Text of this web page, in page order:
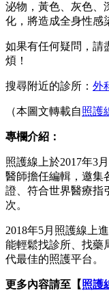
泌物，黃色、灰色、
化，將造成全身性感
如果有任何疑問，請
煩！
搜尋附近的診所： 外
（本圖文轉載自照護
專欄介紹：
照護線上於2017年3
醫師擔任編輯，邀集
證、符合世界醫療指
次。
2018年5月照護線上
能輕鬆找診所、找藥
代最佳的照護平台。
更多內容請至【照護